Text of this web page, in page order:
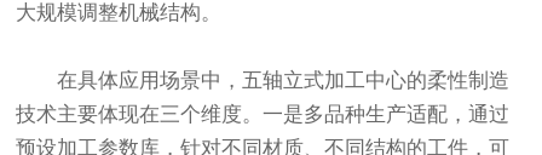
大规模调整机械结构。
在具体应用场景中，五轴立式加工中心的柔性制造
技术主要体现在三个维度。一是多品种生产适配，通过
预设加工参数库，针对不同材质、不同结构的工件，可